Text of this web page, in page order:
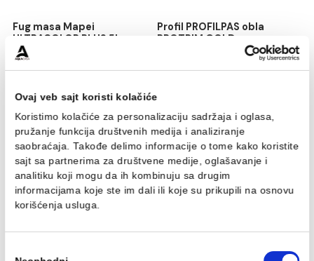
Fug masa Mapei
ULTRACOLOR PLUS 5kg
jasmine 130
Profil PROFILPAS obla
PROTRIM GOLD
1.870,00 RSD / kom